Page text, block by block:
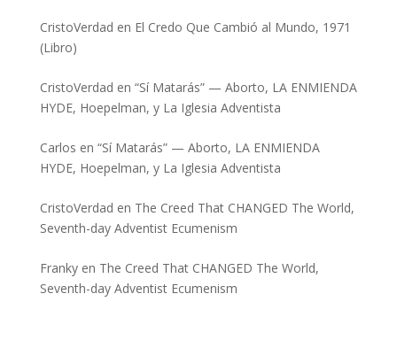
CristoVerdad en El Credo Que Cambió al Mundo, 1971
(Libro)
CristoVerdad en “Sí Matarás” — Aborto, LA ENMIENDA
HYDE, Hoepelman, y La Iglesia Adventista
Carlos en “Sí Matarás” — Aborto, LA ENMIENDA
HYDE, Hoepelman, y La Iglesia Adventista
CristoVerdad en The Creed That CHANGED The World,
Seventh-day Adventist Ecumenism
Frankyen The Creed That CHANGED The World,
Seventh-day Adventist Ecumenism